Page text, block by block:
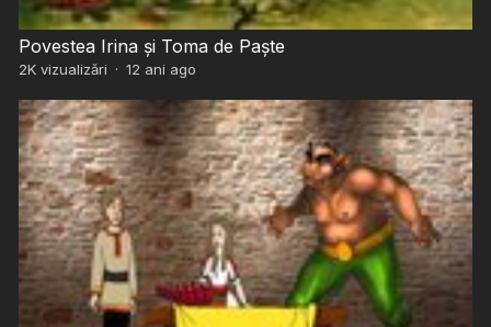
Povestea Irina și Toma de Paște
2Kvizualizări · 12 ani ago